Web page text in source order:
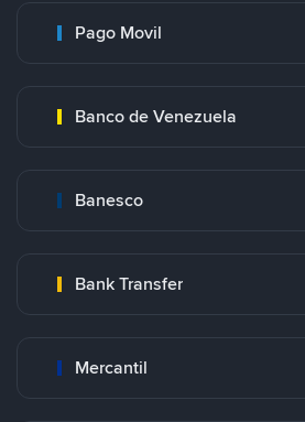
Pago Movil
Banco de Venezuela
Banesco
Bank Transfer
Mercantil